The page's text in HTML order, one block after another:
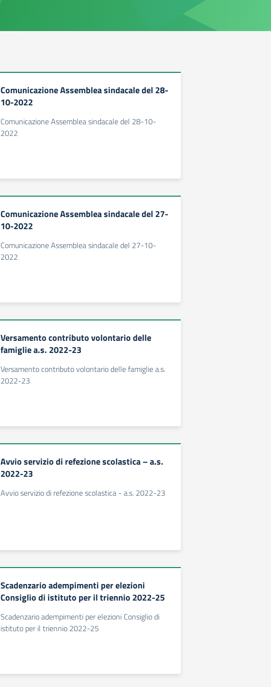
Comunicazione Assemblea sindacale del 28-
10-2022
Comunicazione Assemblea sindacale del 28-10-
2022
Comunicazione Assemblea sindacale del 27-
10-2022
Comunicazione Assemblea sindacale del 27-10-
2022
Versamento contributo volontario delle
famiglie a.s. 2022-23
Versamento contributo volontario delle famiglie a.s.
2022-23
Avvio servizio di refezione scolastica – a.s.
2022-23
Avvio servizio di refezione scolastica - a.s. 2022-23
Scadenzario adempimenti per elezioni
Consiglio di istituto per il triennio 2022-25
Scadenzario adempimenti per elezioni Consiglio di
istituto per il triennio 2022-25